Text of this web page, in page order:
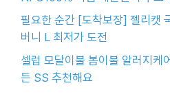
필요한 순간 [도착보장] 젤리캣
버니 L 최저가 도전
셀럽 모달이불 봄이불 알러지케
든 SS 추천해요